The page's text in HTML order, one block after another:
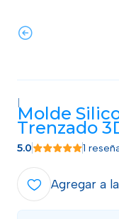
|
Molde
Trenzado
5.0 1
Agregar a